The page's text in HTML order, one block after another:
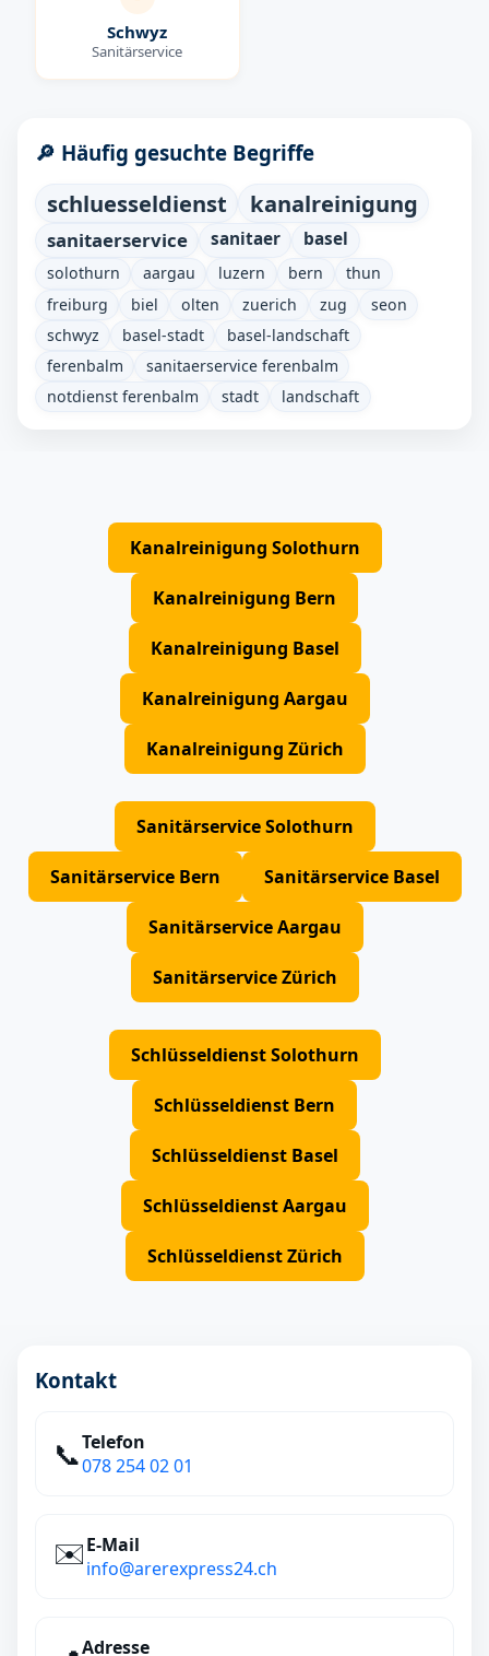
Schwyz
Sanitärservice
🔎 Häufig gesuchte Begriffe
schluesseldienst kanalreinigung
sanitaerservice sanitaer basel
solothurn aargau luzern bern
thun
freiburg
biel olten zuerich zug
seon
schwyz
basel-stadt
basel-landschaft
ferenbalm
sanitaerservice ferenbalm
notdienst ferenbalm
stadt landschaft
Kanalreinigung Solothurn
Kanalreinigung Bern
Kanalreinigung Basel
Kanalreinigung Aargau
Kanalreinigung Zürich
Sanitärservice Solothurn
Sanitärservice Bern Sanitärservice Basel
Sanitärservice Aargau
Sanitärservice Zürich
Schlüsseldienst Solothurn
Schlüsseldienst Bern
Schlüsseldienst Basel
Schlüsseldienst Aargau
Schlüsseldienst Zürich
Kontakt
📞Telefon
078 254 02 01
✉️E‑Mail
info@arerexpress24.ch
Adresse